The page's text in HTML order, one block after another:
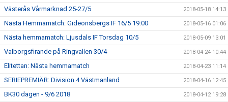
Västerås Vårmarknad 25-27/5 2018-05-18 14:13
Nästa Hemmamatch: Gideonsbergs IF 16/5 19:00 2018-05-16 01:06
Nästa hemmamatch: Ljusdals IF Torsdag 10/5 2018-05-09 13:01
Valborgsfirande på Ringvallen 30/4 2018-04-24 10:44
Elitettan: Nästa hemmamatch 2018-04-23 11:14
SERIEPREMIÄR: Division 4 Västmanland 2018-04-16 12:45
BK30 dagen - 9/6 2018 2018-04-12 19:28